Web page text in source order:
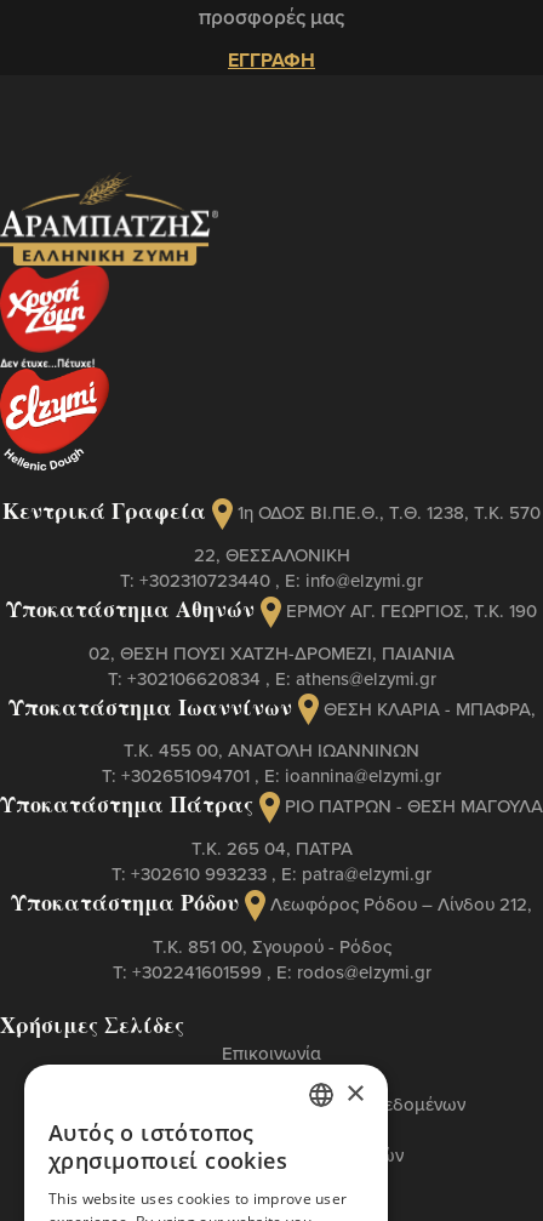
προσφορές μας
ΕΓΓΡΑΦΗ
Κεντρικά Γραφεία
1η ΟΔΟΣ ΒΙ.ΠΕ.Θ., Τ.Θ. 1238, Τ.Κ. 570
22, ΘΕΣΣΑΛΟΝΙΚΗ
Τ: +302310723440 , Ε: info@elzymi.gr
Υποκατάστημα Αθηνών
ΕΡΜΟΥ ΑΓ. ΓΕΩΡΓΙΟΣ, T.K. 190
02, ΘΕΣΗ ΠΟΥΣΙ ΧΑΤΖΗ-ΔΡΟΜΕΖΙ, ΠΑΙΑΝΙΑ
Τ: +302106620834 , Ε: athens@elzymi.gr
Υποκατάστημα Ιωαννίνων
ΘΕΣΗ ΚΛΑΡΙΑ - ΜΠΑΦΡΑ,
Τ.Κ. 455 00, ΑΝΑΤΟΛΗ ΙΩΑΝΝΙΝΩΝ
Τ: +302651094701 , Ε: ioannina@elzymi.gr
Υποκατάστημα Πάτρας
ΡΙΟ ΠΑΤΡΩΝ - ΘΕΣΗ ΜΑΓΟΥΛΑ
Τ.Κ. 265 04, ΠΑΤΡΑ
Τ: +302610 993233 , Ε: patra@elzymi.gr
Υποκατάστημα Ρόδου
Λεωφόρος Ρόδου – Λίνδου 212,
T.K. 851 00, Σγουρού - Ρόδος
Τ: +302241601599 , Ε: rodos@elzymi.gr
Χρήσιμες Σελίδες
Επικοινωνία
Πολιτική Cookies
Πολιτική Προστασίας Προσωπικών Δεδομένων
Όροι Χρήσης
Πολιτική Διαχείρισης Αναφορών
×
Αυτός ο ιστότοπος
χρησιμοποιεί cookies
This website uses cookies to improve user